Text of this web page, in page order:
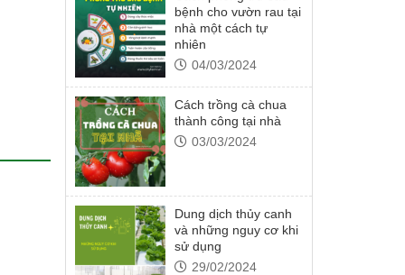
bệnh cho vườn rau tại
nhà một cách tự
nhiên
04/03/2024
Cách trồng cà chua
thành công tại nhà
03/03/2024
Dung dịch thủy canh
và những nguy cơ khi
sử dụng
29/02/2024